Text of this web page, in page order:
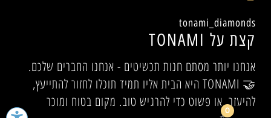
קצת על TONAMI
אנחנו יותר מסתם חנות תכשיטים - אנחנו החברים שלכם.
🤝 TONAMI היא הבית אליו תמיד תוכלו לחזור להתייעץ,
להיעזר, או פשוט כדי להרגיש טוב. מקום בטוח ומוכר
tonami_diamonds
0